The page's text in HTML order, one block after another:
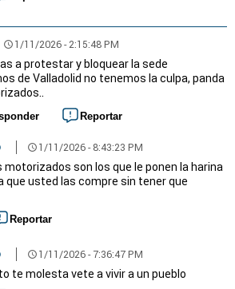
schedule 1/11/2026 - 2:15:48 PM
a protestar y bloquear la sede
de Valladolid no tenemos la culpa, panda
Reportar
schedule 1/11/2026 - 8:43:23 PM
son los que le ponen la harina
que usted las compre sin tener que
Reportar
schedule 1/11/2026 - 7:36:47 PM
te molesta vete a vivir a un pueblo